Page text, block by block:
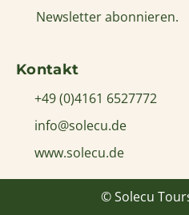
Newsletter abonnieren.
Kontakt
+49 (0)4161 6527772
info@solecu.de
www.solecu.de
© Solecu